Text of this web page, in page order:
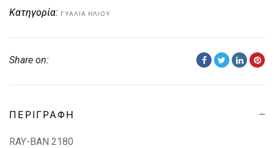
Κατηγορία: ΓΥΑΛΙΆ ΗΛΊΟΥ
Share on:
ΠΕΡΙΓΡΑΦΉ
RAY-BAN 2180